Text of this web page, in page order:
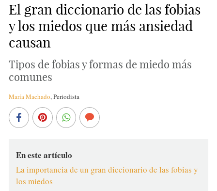
El gran diccionario de las fobias
y los miedos que más ansiedad
causan
Tipos de fobias y formas de miedo más
comunes
María Machado, Periodista
En este artículo
La importancia de un gran diccionario de las fobias y
los miedos